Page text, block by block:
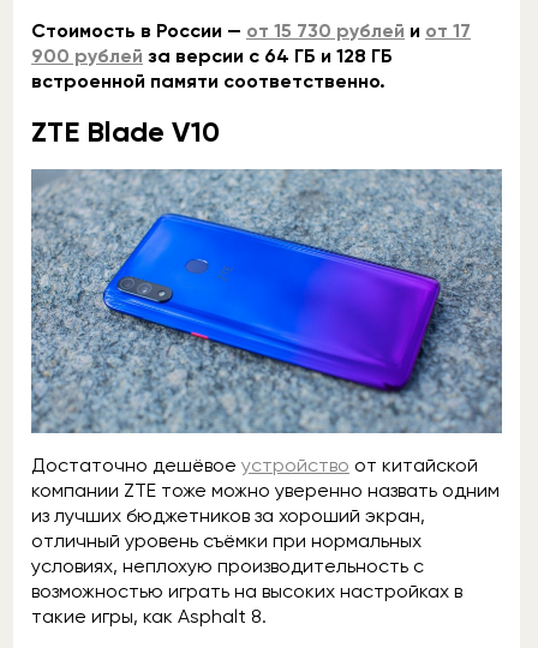
Стоимость в России — от 15 730 рублей и от 17
900 рублей за версии с 64 ГБ и 128 ГБ
встроенной памяти соответственно.
ZTE Blade V10
Достаточно дешёвое устройство от китайской
компании ZTE тоже можно уверенно назвать одним
из лучших бюджетников за хороший экран,
отличный уровень съёмки при нормальных
условиях, неплохую производительность с
возможностью играть на высоких настройках в
такие игры, как Asphalt 8.